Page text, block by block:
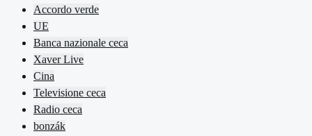
Accordo verde
UE
Banca nazionale ceca
Xaver Live
Cina
Televisione ceca
Radio ceca
bonzák